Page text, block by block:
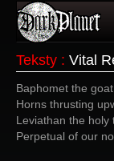
Galeria
Teksty : Vital
Baphomet the
Horns thrusting
Leviathan the holy
Perpetual of our